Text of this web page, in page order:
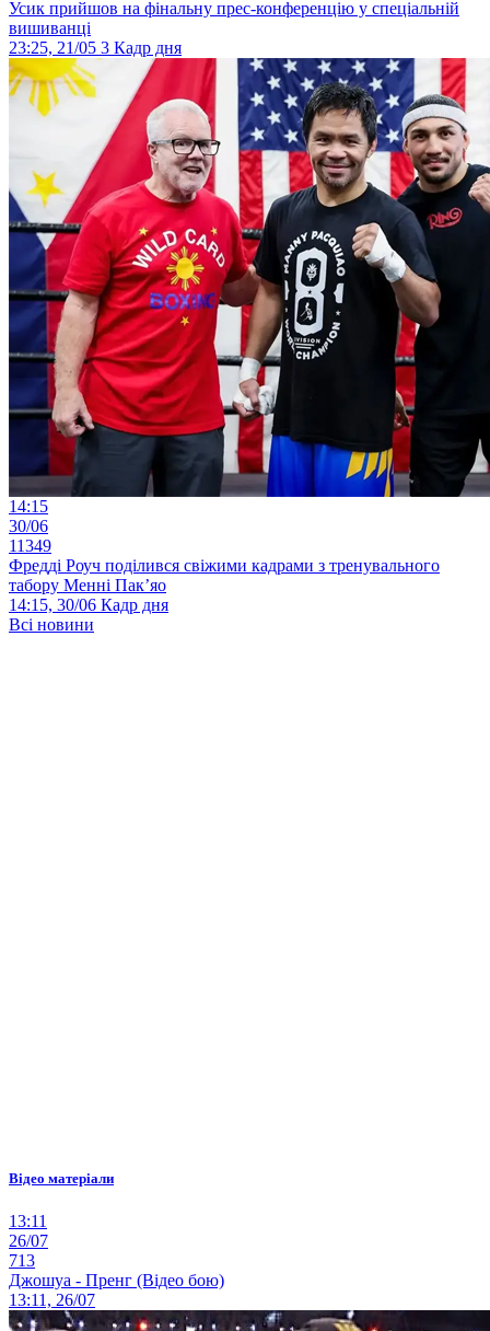
Усик прийшов на фінальну прес-конференцію у спеціальній
вишиванці
23:25, 21/05 3 Кадр дня
14:15
30/06
11349
Фредді Роуч поділився свіжими кадрами з тренувального
табору Менні Пак’яо
14:15, 30/06 Кадр дня
Всі новини
Відео матеріали
13:11
26/07
713
Джошуа - Пренг (Відео бою)
13:11, 26/07